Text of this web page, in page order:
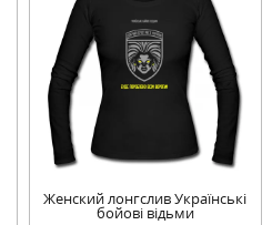
Женский лонгслив Українські
бойові відьми